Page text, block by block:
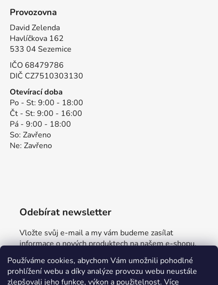
Používáme cookies, abychom Vám umožnili pohodlné
prohlížení webu a díky analýze provozu webu neustále
zlepšovali jeho funkce, výkon a použitelnost. Více
Provozovna
David Zelenda
Havlíčkova 162
533 04 Sezemice
IČO 68479786
DIČ CZ7510303130
Otevírací doba
Po - St: 9:00 - 18:00
Čt - St: 9:00 - 16:00
Pá - 9:00 - 18:00
So: Zavřeno
Ne: Zavřeno
Odebírat newsletter
Vložte svůj e-mail a my vám budeme zasílat
informace o nových produktech na našem e-shopu.
E-mail